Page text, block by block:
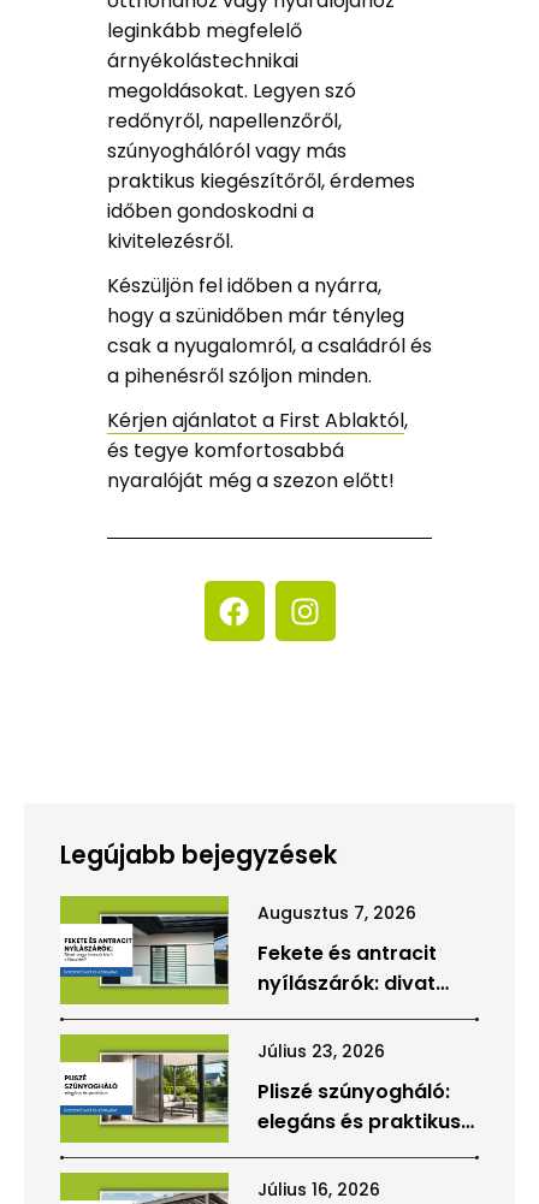
leginkább megfelelő
árnyékolástechnikai
megoldásokat. Legyen szó
redőnyről, napellenzőről,
szúnyoghálóról vagy más
praktikus kiegészítőről, érdemes
időben gondoskodni a
kivitelezésről.
Készüljön fel időben a nyárra,
hogy a szünidőben már tényleg
csak a nyugalomról, a családról és
a pihenésről szóljon minden.
Kérjen ajánlatot a First Ablaktól,
és tegye komfortosabbá
nyaralóját még a szezon előtt!
Legújabb bejegyzések
Augusztus 7, 2026
Fekete és antracit
nyílászárók: divat
vagy hosszú távú
választás?
Július 23, 2026
Pliszé szúnyogháló:
elegáns és praktikus
védelem
teraszajtókhoz,
Július 16, 2026